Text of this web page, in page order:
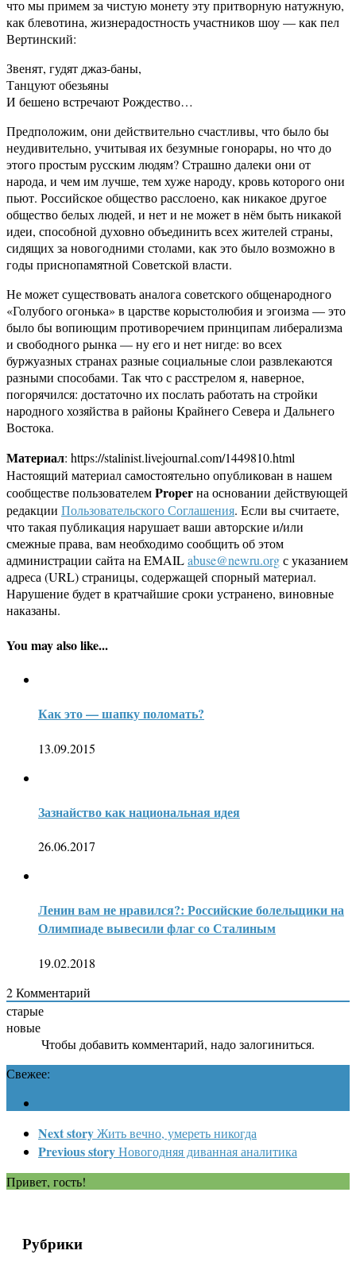
что мы примем за чистую монету эту притворную натужную,
как блевотина, жизнерадостность участников шоу — как пел
Вертинский:
Звенят, гудят джаз-баны,
Танцуют обезьяны
И бешено встречают Рождество…
Предположим, они действительно счастливы, что было бы
неудивительно, учитывая их безумные гонорары, но что до
этого простым русским людям? Страшно далеки они от
народа, и чем им лучше, тем хуже народу, кровь которого они
пьют. Российское общество расслоено, как никакое другое
общество белых людей, и нет и не может в нём быть никакой
идеи, способной духовно объединить всех жителей страны,
сидящих за новогодними столами, как это было возможно в
годы приснопамятной Советской власти.
Не может существовать аналога советского общенародного
«Голубого огонька» в царстве корыстолюбия и эгоизма — это
было бы вопиющим противоречием принципам либерализма
и свободного рынка — ну его и нет нигде: во всех
буржуазных странах разные социальные слои развлекаются
разными способами. Так что с расстрелом я, наверное,
погорячился: достаточно их послать работать на стройки
народного хозяйства в районы Крайнего Севера и Дальнего
Востока.
Материал: https://stalinist.livejournal.com/1449810.html
Настоящий материал самостоятельно опубликован в нашем
сообществе пользователемProperна основании действующей
редакции Пользовательского Соглашения. Если вы считаете,
что такая публикация нарушает ваши авторские и/или
смежные права, вам необходимо сообщить об этом
администрации сайта на EMAILabuse@newru.orgс указанием
адреса (URL) страницы, содержащей спорный материал.
Нарушение будет в кратчайшие сроки устранено, виновные
наказаны.
You may also like...
Как это — шапку поломать?
13.09.2015
Зазнайство как национальная идея
26.06.2017
Ленин вам не нравился?: Российские болельщики на
Олимпиаде вывесили флаг со Сталиным
19.02.2018
2Комментарий
старые
новые
Чтобы добавить комментарий, надо залогиниться.
Свежее:
Next storyЖить вечно, умереть никогда
Previous storyНовогодняя диванная аналитика
Привет, гость!
Рубрики